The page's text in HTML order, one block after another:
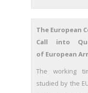
The European
Call into
of European
The working
studied by the